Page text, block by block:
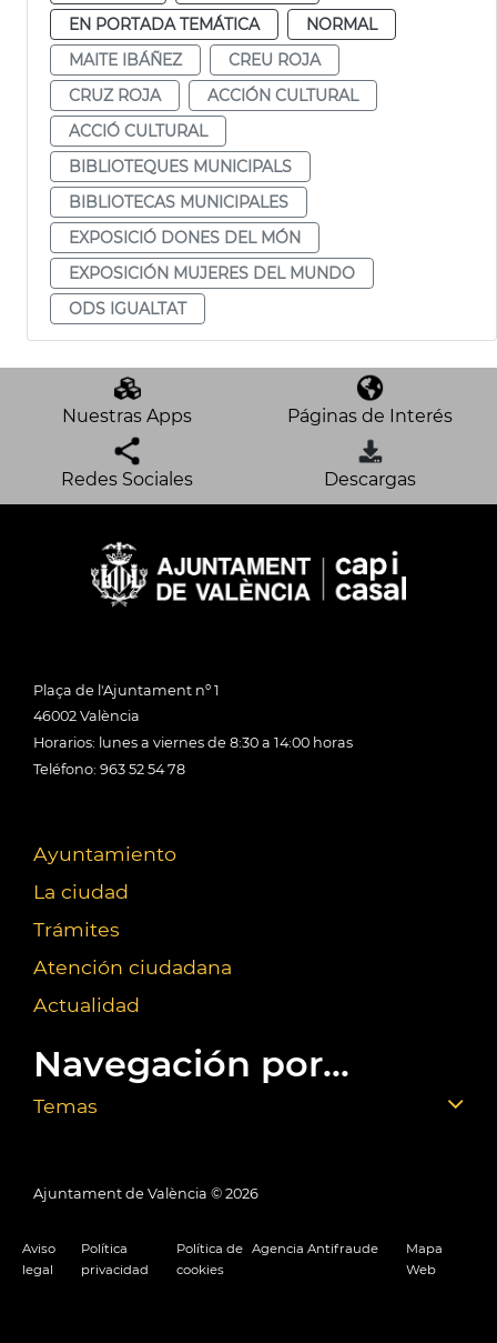
EN PORTADA TEMÁTICA
NORMAL
MAITE IBÁÑEZ
CREU ROJA
CRUZ ROJA
ACCIÓN CULTURAL
ACCIÓ CULTURAL
BIBLIOTEQUES MUNICIPALS
BIBLIOTECAS MUNICIPALES
EXPOSICIÓ DONES DEL MÓN
EXPOSICIÓN MUJERES DEL MUNDO
ODS IGUALTAT
Nuestras Apps Páginas de Interés
Redes Sociales Descargas
Plaça de l'Ajuntament nº 1
46002 València
Horarios: lunes a viernes de 8:30 a 14:00 horas
Teléfono: 963 52 54 78
Ayuntamiento
La ciudad
Trámites
Atención ciudadana
Actualidad
Navegación por...
Temas
Ajuntament de València © 2026
Aviso
legal
Política
privacidad
Política de
cookies
Agencia Antifraude
Mapa
Web